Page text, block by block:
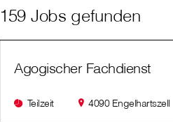
159 Jobs gefunden
Agogischer Fachdienst
Teilzeit 4090 Engelhartszell